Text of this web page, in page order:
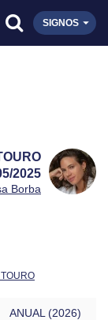
SIGNOS
2025
Borba
ANUAL (2026)